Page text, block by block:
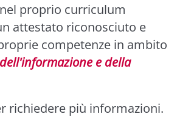
proprio curriculum
attestato riconosciuto e
competenze in ambito
e della
richiedere più informazioni.